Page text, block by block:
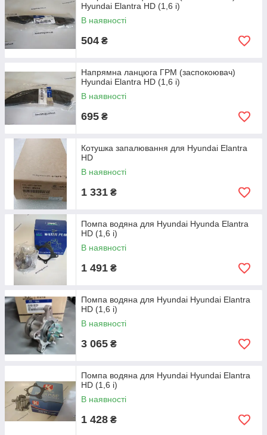
Hyundai Elantra HD (1,6 i)
В наявності
504 ₴
Напрямна ланцюга ГРМ (заспокоювач)
Hyundai Elantra HD (1,6 i)
В наявності
695 ₴
Котушка запалювання для Hyundai Elantra
HD
В наявності
1 331 ₴
Помпа водяна для Hyundai Hyunda Elantra
HD (1,6 i)
В наявності
1 491 ₴
Помпа водяна для Hyundai Hyundai Elantra
HD (1,6 i)
В наявності
3 065 ₴
Помпа водяна для Hyundai Hyundai Elantra
HD (1,6 i)
В наявності
1 428 ₴